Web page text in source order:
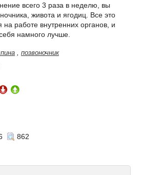
всего 3 раза в неделю, вы
живота и ягодиц. Все это
на работе внутренних органов, и
намного лучше.
, позвоночник
862